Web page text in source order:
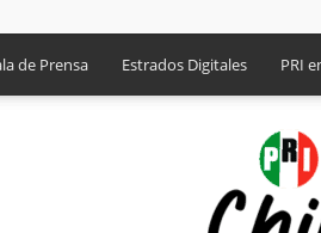
de Prensa Estrados Digitales PRI